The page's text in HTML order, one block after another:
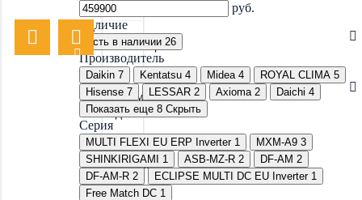
Вентиляция
Системы
водоочистки
Новинки
руб.
Наличие
Есть в наличии 26
Производитель
Daikin 7 Kentatsu 4 Midea 4 ROYAL CLIMA 5
Hisense 7 LESSAR 2 Axioma 2 Daichi 4
Показать еще 8 Скрыть
Серия
MULTI FLEXI EU ERP Inverter 1 MXM-A9 3
SHINKIRIGAMI
1 ASB-MZ-R 2 DF-AM 2
DF-AM-R 2 ECLIPSE MULTI DC EU Inverter 1
Free Match DC 1